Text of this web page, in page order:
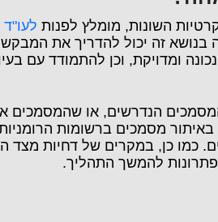
השונות, מומלץ לפנות
בנושא זה יכול להדריך את
ומדויקת, וכן להתמודד עם
הנדרשים, או שהמסמכים
באיתור מסמכים ברשומות
כמו כן, במקרים של דחיות מצד
להמשך התהליך.